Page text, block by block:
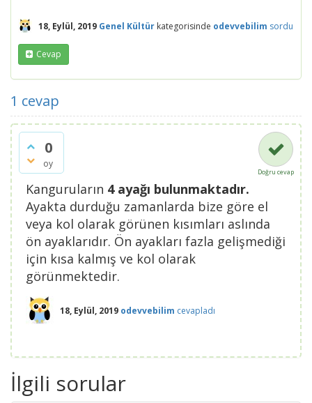
18, Eylül, 2019 Genel Kültür kategorisinde odevvebilim sordu
Cevap
1 cevap
0
oy
Doğru cevap
Kanguruların 4 ayağı bulunmaktadır.
Ayakta durduğu zamanlarda bize göre el
veya kol olarak görünen kısımları aslında
ön ayaklarıdır. Ön ayakları fazla gelişmediği
için kısa kalmış ve kol olarak
görünmektedir.
18, Eylül, 2019 odevvebilim cevapladı
İlgili sorular